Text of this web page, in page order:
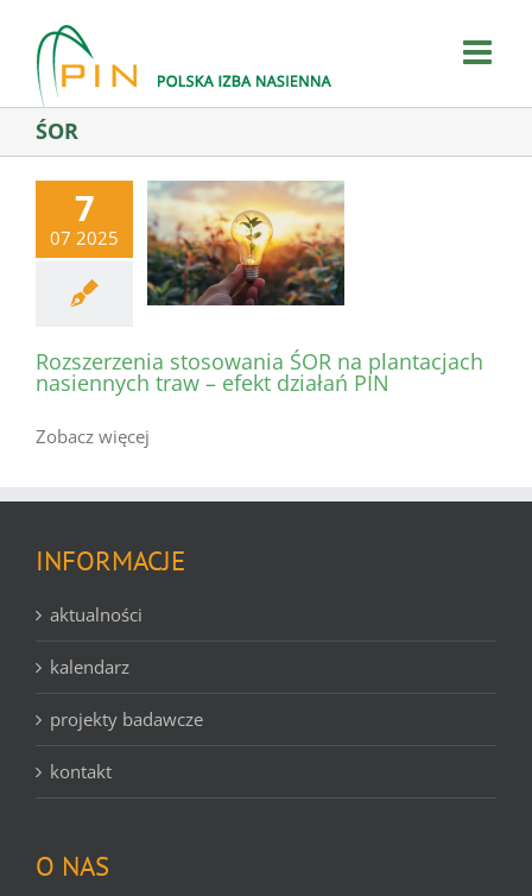
content
ŚOR
7
07 2025
Rozszerzenia stosowania ŚOR na plantacjach
nasiennych traw – efekt działań PIN
Zobacz więcej
INFORMACJE
aktualności
kalendarz
projekty badawcze
kontakt
O NAS